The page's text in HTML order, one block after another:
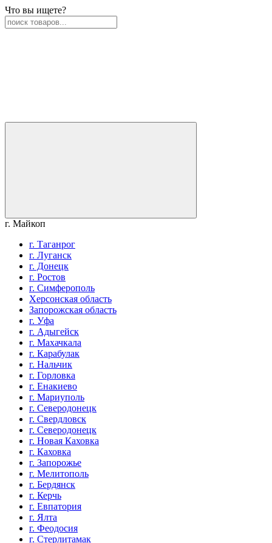
Что вы ищете?
г. Майкоп
г. Таганрог
г. Луганск
г. Донецк
г. Ростов
г. Симферополь
Херсонская область
Запорожская область
г. Уфа
г. Адыгейск
г. Махачкала
г. Карабулак
г. Нальчик
г. Горловка
г. Енакиево
г. Мариуполь
г. Северодонецк
г. Свердловск
г. Северодонецк
г. Новая Каховка
г. Каховка
г. Запорожье
г. Мелитополь
г. Бердянск
г. Керчь
г. Евпатория
г. Ялта
г. Феодосия
г. Стерлитамак